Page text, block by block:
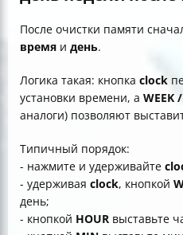
После очистки памяти
время и день.
Логика такая: кнопка clock
установки времени, а WEEK
аналоги) позволяют
Типичный порядок:
- нажмите и удерживайте
- удерживая clock, кнопкой
день;
- кнопкой HOUR выставьте